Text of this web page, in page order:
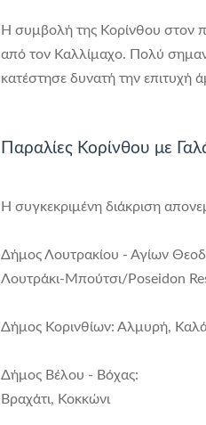
Η συμβολή της Κορίνθου στον
από τον Καλλίμαχο. Πολύ
κατέστησε δυνατή την επιτυχή
Παραλίες Κορίνθου με
Η συγκεκριμένη διάκριση
Δήμος Λουτρακίου - Αγίων
Λουτράκι-Μπούτσι/Poseidon
Δήμος Κορινθίων: Αλμυρή,
Δήμος Βέλου - Βόχας:
Βραχάτι, Κοκκώνι